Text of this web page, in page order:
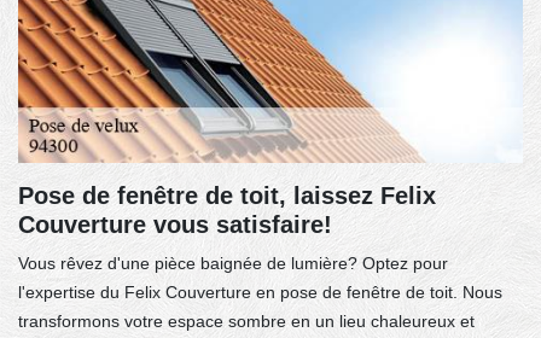
Pose de fenêtre de toit, laissez Felix
Couverture vous satisfaire!
Vous rêvez d'une pièce baignée de lumière? Optez pour
l'expertise du Felix Couverture en pose de fenêtre de toit. Nous
transformons votre espace sombre en un lieu chaleureux et